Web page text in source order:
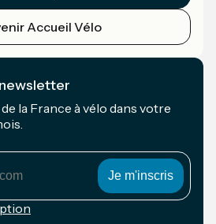
Accueil Vélo
newsletter
de la France à vélo dans votre